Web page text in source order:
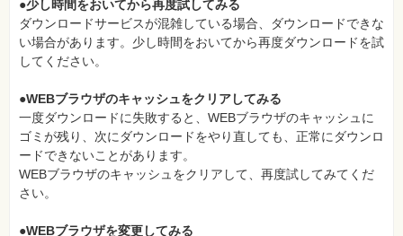
●少し時間をおいてから再度試してみる
ダウンロードサービスが混雑している場合、ダウンロードできな
い場合があります。少し時間をおいてから再度ダウンロードを試
してください。
●WEBブラウザのキャッシュをクリアしてみる
一度ダウンロードに失敗すると、WEBブラウザのキャッシュに
ゴミが残り、次にダウンロードをやり直しても、正常にダウンロ
ードできないことがあります。
WEBブラウザのキャッシュをクリアして、再度試してみてくだ
さい。
●WEBブラウザを変更してみる